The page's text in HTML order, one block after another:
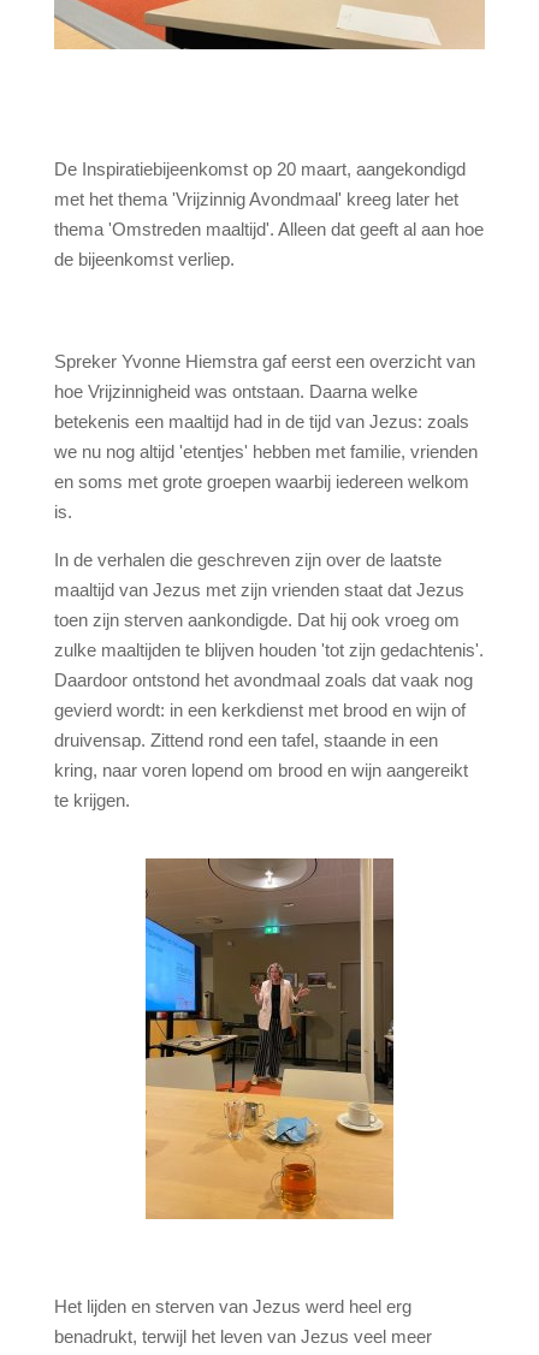
De Inspiratiebijeenkomst op 20 maart, aangekondigd
met het thema 'Vrijzinnig Avondmaal' kreeg later het
thema 'Omstreden maaltijd'. Alleen dat geeft al aan hoe
de bijeenkomst verliep.
Spreker Yvonne Hiemstra gaf eerst een overzicht van
hoe Vrijzinnigheid was ontstaan. Daarna welke
betekenis een maaltijd had in de tijd van Jezus: zoals
we nu nog altijd 'etentjes' hebben met familie, vrienden
en soms met grote groepen waarbij iedereen welkom
is.
In de verhalen die geschreven zijn over de laatste
maaltijd van Jezus met zijn vrienden staat dat Jezus
toen zijn sterven aankondigde. Dat hij ook vroeg om
zulke maaltijden te blijven houden 'tot zijn gedachtenis'.
Daardoor ontstond het avondmaal zoals dat vaak nog
gevierd wordt: in een kerkdienst met brood en wijn of
druivensap. Zittend rond een tafel, staande in een
kring, naar voren lopend om brood en wijn aangereikt
te krijgen.
Het lijden en sterven van Jezus werd heel erg
benadrukt, terwijl het leven van Jezus veel meer